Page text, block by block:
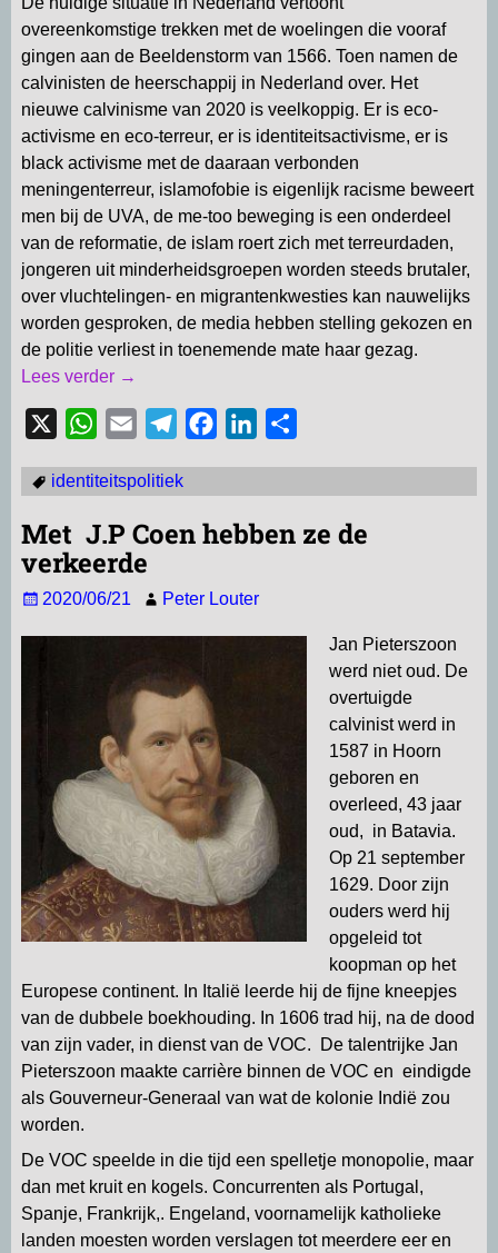
overeenkomstige trekken met de woelingen die vooraf
gingen aan de Beeldenstorm van 1566. Toen namen de
calvinisten de heerschappij in Nederland over. Het
nieuwe calvinisme van 2020 is veelkoppig. Er is eco-
activisme en eco-terreur, er is identiteitsactivisme, er is
black activisme met de daaraan verbonden
meningenterreur, islamofobie is eigenlijk racisme beweert
men bij de UVA, de me-too beweging is een onderdeel
van de reformatie, de islam roert zich met terreurdaden,
jongeren uit minderheidsgroepen worden steeds brutaler,
over vluchtelingen- en migrantenkwesties kan nauwelijks
worden gesproken, de media hebben stelling gekozen en
de politie verliest in toenemende mate haar gezag.
Lees verder →
W
a
s
A
p
p
a
l
l
g
a
m
b
o
k
e
I
n
n
identiteitspolitiek
Met J.P Coen hebben ze de
verkeerde
2020/06/21 Peter Louter
Jan Pieterszoon
werd niet oud. De
overtuigde
calvinist werd in
1587 in Hoorn
geboren en
overleed, 43 jaar
oud, in Batavia.
Op 21 september
1629. Door zijn
ouders werd hij
opgeleid tot
koopman op het
Europese continent. In Italië leerde hij de fijne kneepjes
van de dubbele boekhouding. In 1606 trad hij, na de dood
van zijn vader, in dienst van de VOC. De talentrijke Jan
Pieterszoon maakte carrière binnen de VOC en eindigde
als Gouverneur-Generaal van wat de kolonie Indië zou
worden.
De VOC speelde in die tijd een spelletje monopolie, maar
dan met kruit en kogels. Concurrenten als Portugal,
Spanje, Frankrijk,. Engeland, voornamelijk katholieke
landen moesten worden verslagen tot meerdere eer en